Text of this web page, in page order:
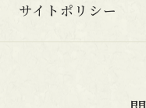
サイトポリシー